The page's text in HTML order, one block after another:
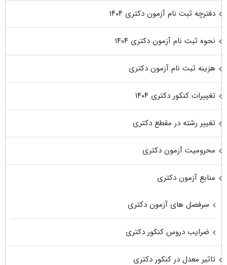
دفترچه ثبت نام آزمون دکتری ۱۴۰۴
نحوه ثبت نام آزمون دکتری ۱۴۰۴
هزینه ثبت نام آزمون دکتری
تغییرات کنکور دکتری ۱۴۰۴
تغییر رشته در مقطع دکتری
محرومیت آزمون دکتری
منابع آزمون دکتری
سرفصل های آزمون دکتری
ضرایب دروس کنکور دکتری
تاثیر معدل در کنکور دکتری